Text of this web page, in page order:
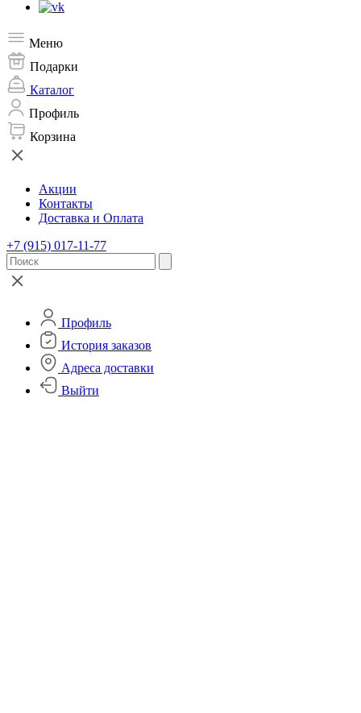
Меню
Подарки
Каталог
Профиль
Корзина
Акции
Контакты
Доставка и Оплата
+7 (915) 017-11-77
Профиль
История заказов
Адреса доставки
Выйти